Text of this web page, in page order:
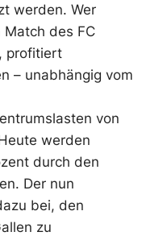
werden. Wer
des FC
profitiert
– unabhängig vom
von
werden
durch den
Der nun
bei, den
zu